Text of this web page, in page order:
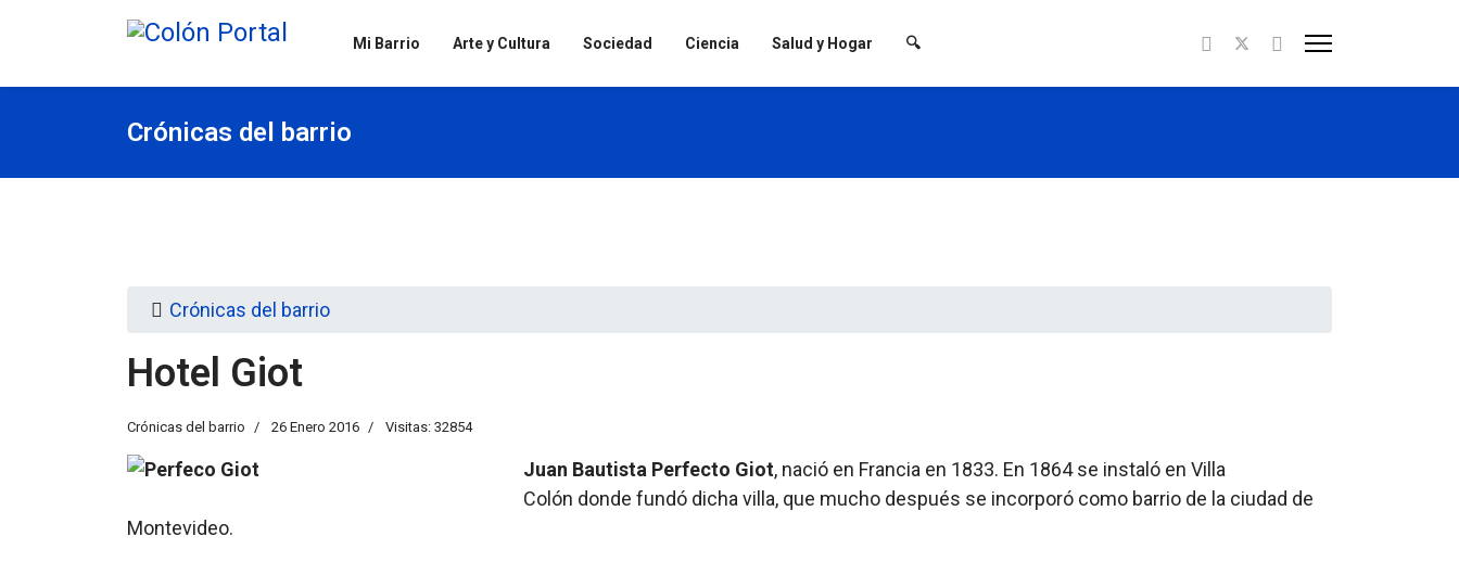
Mi Barrio Arte y Cultura Sociedad Ciencia Salud y Hogar 🔍
Crónicas del barrio
Crónicas del barrio
Hotel Giot
Crónicas del barrio 26 Enero 2016 Visitas: 32854
Juan Bautista Perfecto Giot, nació en Francia en 1833. En 1864 se instaló en Villa
Colón donde fundó dicha villa, que mucho después se incorporó como barrio de la ciudad de
Montevideo.